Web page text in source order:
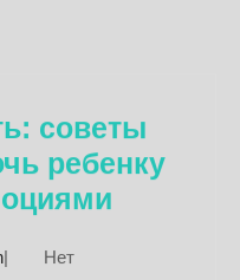
советы
ребенку
admin
|
Нет